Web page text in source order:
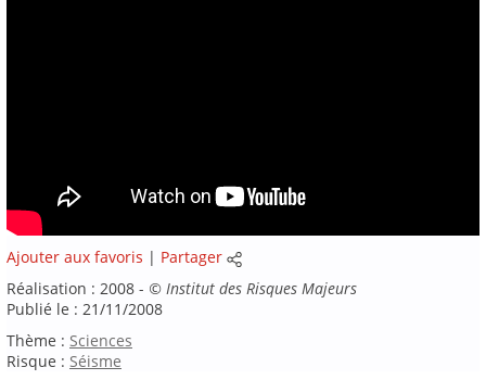
Ajouter aux favoris | Partager
Réalisation : 2008 - © Institut des Risques Majeurs
Publié le : 21/11/2008
Thème : Sciences
Risque : Séisme